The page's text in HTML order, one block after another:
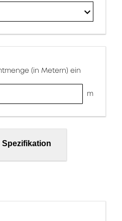
(in Metern) ein
m
Spezifikation